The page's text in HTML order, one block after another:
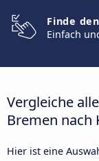
Finde
Einfach
Vergleiche
Bremen nach
Hier ist eine